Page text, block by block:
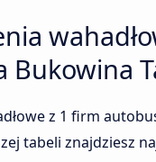
Bukowina
z 1 firm
tabeli znajdziesz